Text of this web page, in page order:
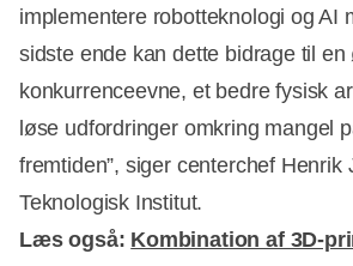
implementere robotteknologi og AI
sidste ende kan dette bidrage til en
konkurrenceevne, et bedre fysisk
løse udfordringer omkring mangel
fremtiden”, siger centerchef Henrik
Teknologisk Institut.
Læs også: Kombination af 3D-